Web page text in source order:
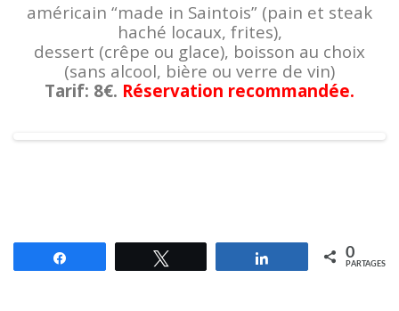
américain “made in Saintois” (pain et steak
haché locaux, frites),
dessert (crêpe ou glace), boisson au choix
(sans alcool, bière ou verre de vin)
Tarif: 8€. Réservation recommandée.
Partagez 0
PARTAGES